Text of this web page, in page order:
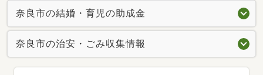
奈良市の結婚・育児の助成金
奈良市の治安・ごみ収集情報